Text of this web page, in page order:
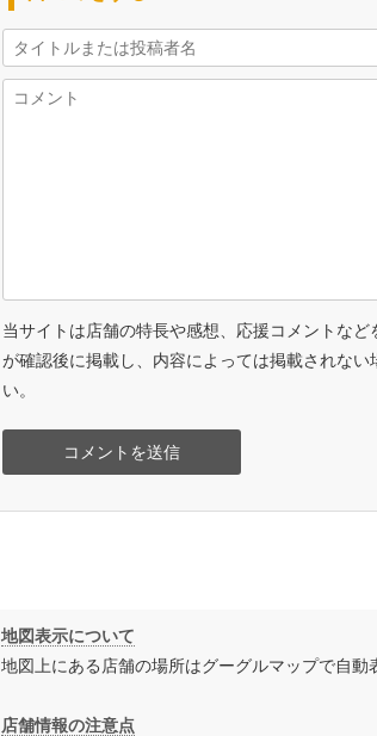
当サイトは店舗の特長や感想、応援コメントな
が確認後に掲載し、内容によっては掲載されな
い。
地図表示について
地図上にある店舗の場所はグーグルマップで自動
店舗情報の注意点